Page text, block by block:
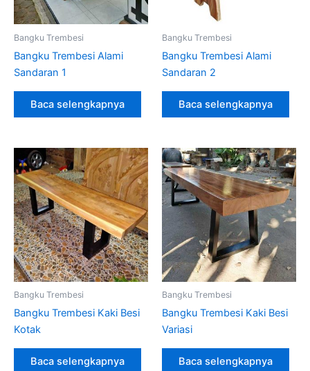
Bangku Trembesi
Bangku Trembesi Alami
Sandaran 1
Baca selengkapnya
Bangku Trembesi
Bangku Trembesi Alami
Sandaran 2
Baca selengkapnya
Bangku Trembesi
Bangku Trembesi Kaki Besi
Kotak
Baca selengkapnya
Bangku Trembesi
Bangku Trembesi Kaki Besi
Variasi
Baca selengkapnya